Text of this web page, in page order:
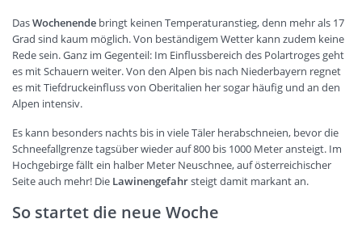
DasWochenende bringt keinen Temperaturanstieg, denn mehr als 17
Grad sind kaum möglich. Von beständigem Wetter kann zudem keine
Rede sein. Ganz im Gegenteil: Im Einflussbereich des Polartroges geht
es mit Schauern weiter. Von den Alpen bis nach Niederbayern regnet
es mit Tiefdruckeinfluss von Oberitalien her sogar häufig und an den
Alpen intensiv.
Es kann besonders nachts bis in viele Täler herabschneien, bevor die
Schneefallgrenze tagsüber wieder auf 800 bis 1000 Meter ansteigt. Im
Hochgebirge fällt ein halber Meter Neuschnee, auf österreichischer
Seite auch mehr! Die Lawinengefahrsteigt damit markant an.
So startet die neue Woche